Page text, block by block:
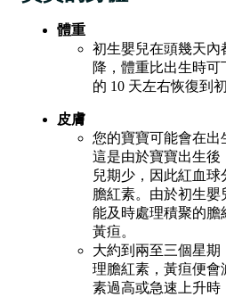
體重
初生嬰兒在頭幾天內
降，體重比出生時可
的 10 天左右恢復到
皮膚
您的寶寶可能會在出
這是由於寶寶出生後
兒期少，因此紅血
膽紅素。由於初生
能及時處理積聚的膽
黃疸。
大約到兩至三個星
理膽紅素，黃疸便會
素過高或急速上升時